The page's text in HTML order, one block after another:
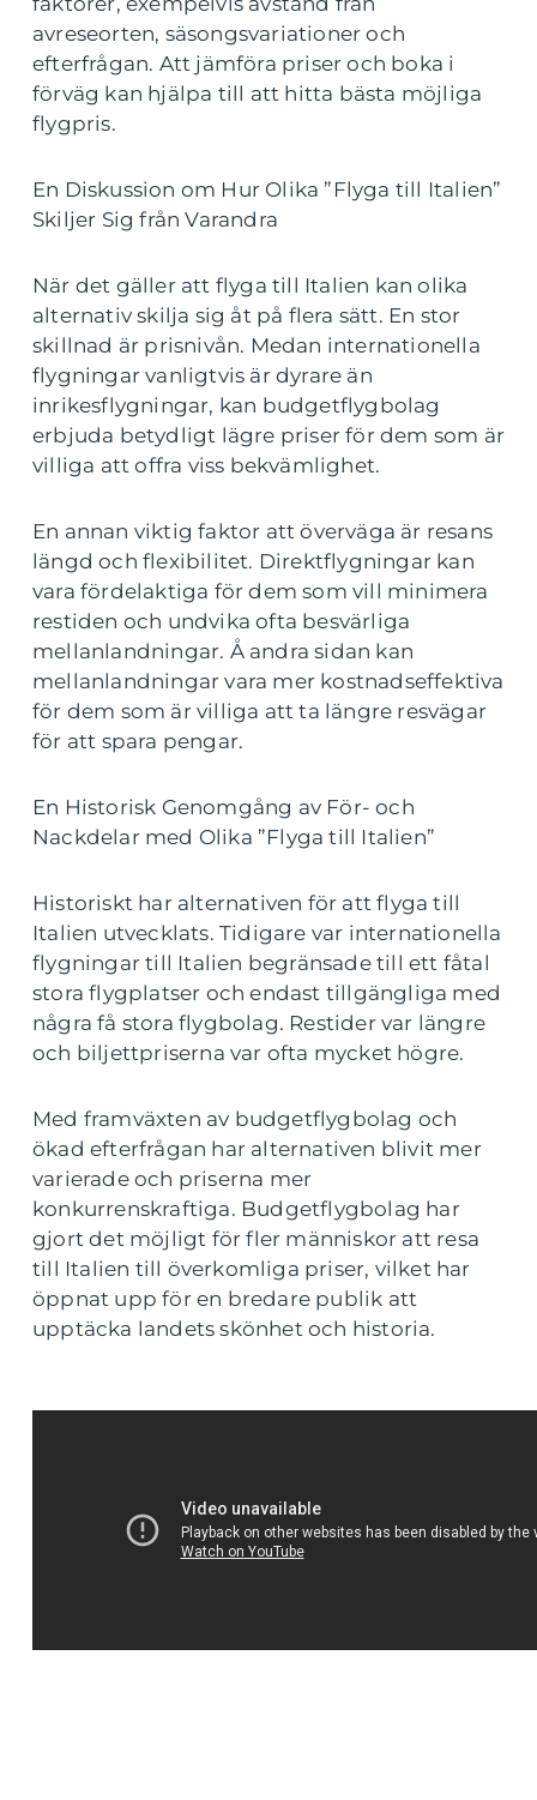
avreseorten, säsongsvariationer och
efterfrågan. Att jämföra priser och boka i
förväg kan hjälpa till att hitta bästa möjliga
flygpris.
En Diskussion om Hur Olika ”Flyga till Italien”
Skiljer Sig från Varandra
När det gäller att flyga till Italien kan olika
alternativ skilja sig åt på flera sätt. En stor
skillnad är prisnivån. Medan internationella
flygningar vanligtvis är dyrare än
inrikesflygningar, kan budgetflygbolag
erbjuda betydligt lägre priser för dem som är
villiga att offra viss bekvämlighet.
En annan viktig faktor att överväga är resans
längd och flexibilitet. Direktflygningar kan
vara fördelaktiga för dem som vill minimera
restiden och undvika ofta besvärliga
mellanlandningar. Å andra sidan kan
mellanlandningar vara mer kostnadseffektiva
för dem som är villiga att ta längre resvägar
för att spara pengar.
En Historisk Genomgång av För- och
Nackdelar med Olika ”Flyga till Italien”
Historiskt har alternativen för att flyga till
Italien utvecklats. Tidigare var internationella
flygningar till Italien begränsade till ett fåtal
stora flygplatser och endast tillgängliga med
några få stora flygbolag. Restider var längre
och biljettpriserna var ofta mycket högre.
Med framväxten av budgetflygbolag och
ökad efterfrågan har alternativen blivit mer
varierade och priserna mer
konkurrenskraftiga. Budgetflygbolag har
gjort det möjligt för fler människor att resa
till Italien till överkomliga priser, vilket har
öppnat upp för en bredare publik att
upptäcka landets skönhet och historia.